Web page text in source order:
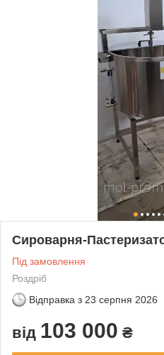
Сироварня-
Під замовлення
Роздріб
Відправка з 23 серпня 2026
від 103 000 ₴